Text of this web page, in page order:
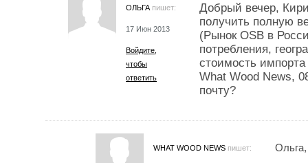
ОЛЬГА пишет:
17 Июн 2013
Войдите,
чтобы
ответить
Добрый вечер,
получить полную
(Рынок OSB в
потребления,
стоимость
What Wood News,
почту?
WHAT WOOD NEWS пишет: